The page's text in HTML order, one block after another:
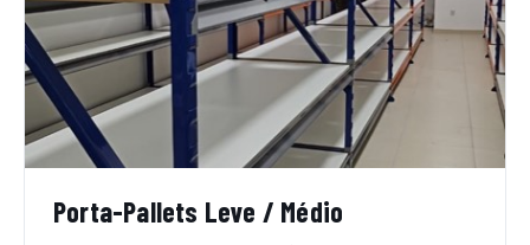
Porta-Pallets Leve / Médio